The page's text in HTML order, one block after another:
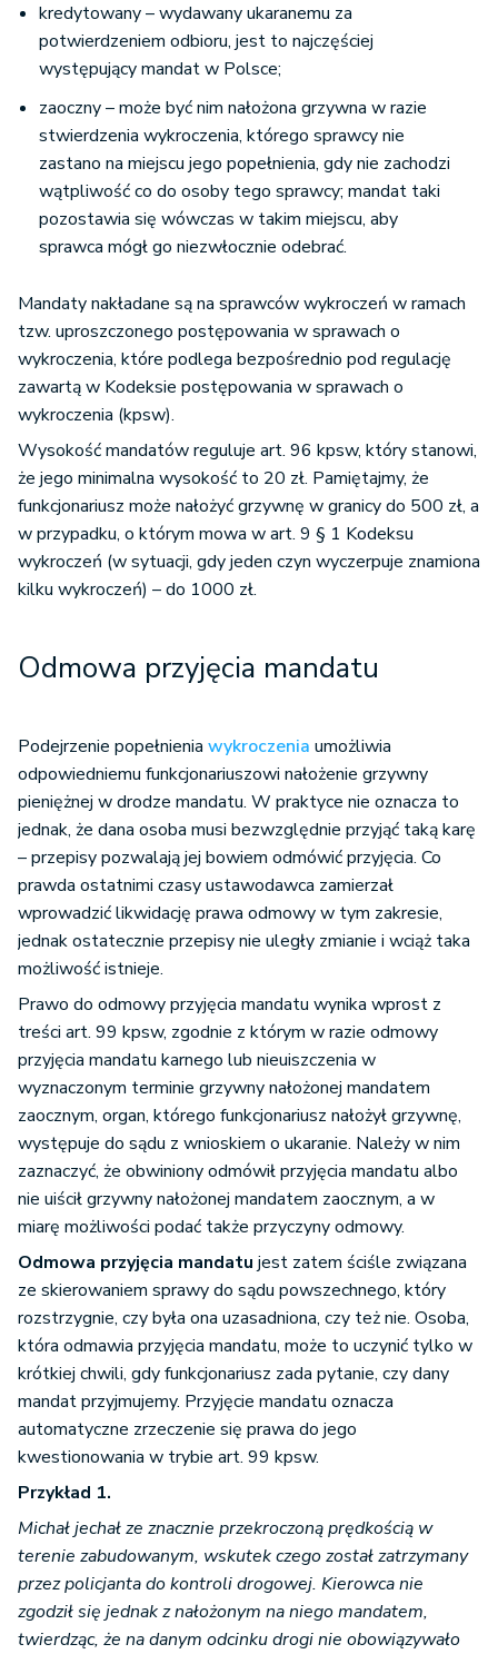
kredytowany – wydawany ukaranemu za
potwierdzeniem odbioru, jest to najczęściej
występujący mandat w Polsce;
zaoczny – może być nim nałożona grzywna w razie
stwierdzenia wykroczenia, którego sprawcy nie
zastano na miejscu jego popełnienia, gdy nie zachodzi
wątpliwość co do osoby tego sprawcy; mandat taki
pozostawia się wówczas w takim miejscu, aby
sprawca mógł go niezwłocznie odebrać.
Mandaty nakładane są na sprawców wykroczeń w ramach
tzw. uproszczonego postępowania w sprawach o
wykroczenia, które podlega bezpośrednio pod regulację
zawartą w Kodeksie postępowania w sprawach o
wykroczenia (kpsw).
Wysokość mandatów reguluje art. 96 kpsw, który stanowi,
że jego minimalna wysokość to 20 zł. Pamiętajmy, że
funkcjonariusz może nałożyć grzywnę w granicy do 500 zł, a
w przypadku, o którym mowa w art. 9 § 1 Kodeksu
wykroczeń (w sytuacji, gdy jeden czyn wyczerpuje znamiona
kilku wykroczeń) – do 1000 zł.
Odmowa przyjęcia mandatu
Podejrzenie popełnienia wykroczenia umożliwia
odpowiedniemu funkcjonariuszowi nałożenie grzywny
pieniężnej w drodze mandatu. W praktyce nie oznacza to
jednak, że dana osoba musi bezwzględnie przyjąć taką karę
– przepisy pozwalają jej bowiem odmówić przyjęcia. Co
prawda ostatnimi czasy ustawodawca zamierzał
wprowadzić likwidację prawa odmowy w tym zakresie,
jednak ostatecznie przepisy nie uległy zmianie i wciąż taka
możliwość istnieje.
Prawo do odmowy przyjęcia mandatu wynika wprost z
treści art. 99 kpsw, zgodnie z którym w razie odmowy
przyjęcia mandatu karnego lub nieuiszczenia w
wyznaczonym terminie grzywny nałożonej mandatem
zaocznym, organ, którego funkcjonariusz nałożył grzywnę,
występuje do sądu z wnioskiem o ukaranie. Należy w nim
zaznaczyć, że obwiniony odmówił przyjęcia mandatu albo
nie uiścił grzywny nałożonej mandatem zaocznym, a w
miarę możliwości podać także przyczyny odmowy.
Odmowa przyjęcia mandatu jest zatem ściśle związana
ze skierowaniem sprawy do sądu powszechnego, który
rozstrzygnie, czy była ona uzasadniona, czy też nie. Osoba,
która odmawia przyjęcia mandatu, może to uczynić tylko w
krótkiej chwili, gdy funkcjonariusz zada pytanie, czy dany
mandat przyjmujemy. Przyjęcie mandatu oznacza
automatyczne zrzeczenie się prawa do jego
kwestionowania w trybie art. 99 kpsw.
Przykład 1.
Michał jechał ze znacznie przekroczoną prędkością w
terenie zabudowanym, wskutek czego został zatrzymany
przez policjanta do kontroli drogowej. Kierowca nie
zgodził się jednak z nałożonym na niego mandatem,
twierdząc, że na danym odcinku drogi nie obowiązywało